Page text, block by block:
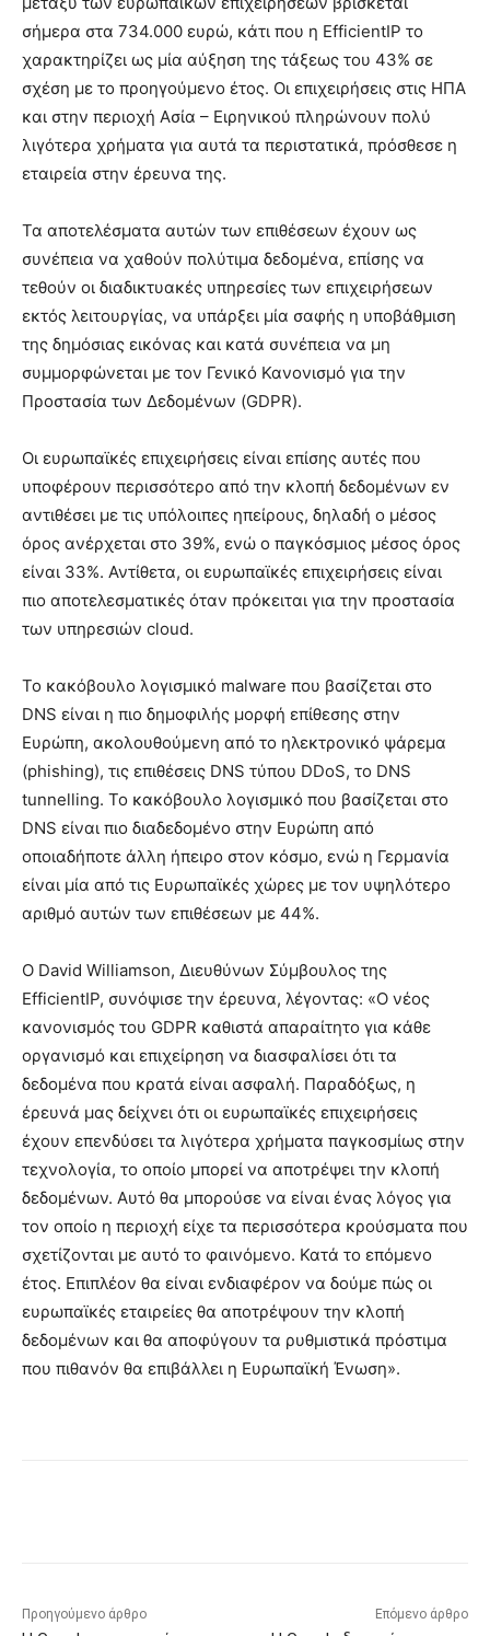
σήμερα στα 734.000 ευρώ, κάτι που η EfficientIP το
χαρακτηρίζει ως μία αύξηση της τάξεως του 43% σε
σχέση με το προηγούμενο έτος. Οι επιχειρήσεις στις ΗΠΑ
και στην περιοχή Ασία – Ειρηνικού πληρώνουν πολύ
λιγότερα χρήματα για αυτά τα περιστατικά, πρόσθεσε η
εταιρεία στην έρευνα της.
Τα αποτελέσματα αυτών των επιθέσεων έχουν ως
συνέπεια να χαθούν πολύτιμα δεδομένα, επίσης να
τεθούν οι διαδικτυακές υπηρεσίες των επιχειρήσεων
εκτός λειτουργίας, να υπάρξει μία σαφής η υποβάθμιση
της δημόσιας εικόνας και κατά συνέπεια να μη
συμμορφώνεται με τον Γενικό Κανονισμό για την
Προστασία των Δεδομένων (GDPR).
Οι ευρωπαϊκές επιχειρήσεις είναι επίσης αυτές που
υποφέρουν περισσότερο από την κλοπή δεδομένων εν
αντιθέσει με τις υπόλοιπες ηπείρους, δηλαδή ο μέσος
όρος ανέρχεται στο 39%, ενώ ο παγκόσμιος μέσος όρος
είναι 33%. Αντίθετα, οι ευρωπαϊκές επιχειρήσεις είναι
πιο αποτελεσματικές όταν πρόκειται για την προστασία
των υπηρεσιών cloud.
Το κακόβουλο λογισμικό malware που βασίζεται στο
DNS είναι η πιο δημοφιλής μορφή επίθεσης στην
Ευρώπη, ακολουθούμενη από το ηλεκτρονικό ψάρεμα
(phishing), τις επιθέσεις DNS τύπου DDoS, το DNS
tunnelling. Το κακόβουλο λογισμικό που βασίζεται στο
DNS είναι πιο διαδεδομένο στην Ευρώπη από
οποιαδήποτε άλλη ήπειρο στον κόσμο, ενώ η Γερμανία
είναι μία από τις Ευρωπαϊκές χώρες με τον υψηλότερο
αριθμό αυτών των επιθέσεων με 44%.
Ο David Williamson, Διευθύνων Σύμβουλος της
EfficientIP, συνόψισε την έρευνα, λέγοντας: «Ο νέος
κανονισμός του GDPR καθιστά απαραίτητο για κάθε
οργανισμό και επιχείρηση να διασφαλίσει ότι τα
δεδομένα που κρατά είναι ασφαλή. Παραδόξως, η
έρευνά μας δείχνει ότι οι ευρωπαϊκές επιχειρήσεις
έχουν επενδύσει τα λιγότερα χρήματα παγκοσμίως στην
τεχνολογία, το οποίο μπορεί να αποτρέψει την κλοπή
δεδομένων. Αυτό θα μπορούσε να είναι ένας λόγος για
τον οποίο η περιοχή είχε τα περισσότερα κρούσματα που
σχετίζονται με αυτό το φαινόμενο. Κατά το επόμενο
έτος. Επιπλέον θα είναι ενδιαφέρον να δούμε πώς οι
ευρωπαϊκές εταιρείες θα αποτρέψουν την κλοπή
δεδομένων και θα αποφύγουν τα ρυθμιστικά πρόστιμα
που πιθανόν θα επιβάλλει η Ευρωπαϊκή Ένωση».
Προηγούμενο άρθρο Επόμενο άρθρο